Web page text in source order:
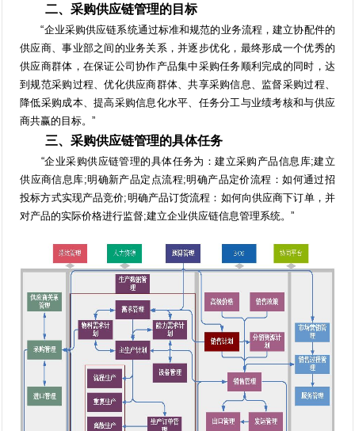
二、采购供应链管理的目标
“企业采购供应链系统通过标准和规范的业务流程，建立协配件的
供应商、事业部之间的业务关系，并逐步优化，最终形成一个优秀的
供应商群体，在保证公司协作产品集中采购任务顺利完成的同时，达
到规范采购过程、优化供应商群体、共享采购信息、监督采购过程、
降低采购成本、提高采购信息化水平、任务分工与业绩考核和与供应
商共赢的目标。”
三、采购供应链管理的具体任务
“企业采购供应链管理的具体任务为：建立采购产品信息库;建立
供应商信息库;明确新产品定点流程;明确产品定价流程：如何通过招
投标方式实现产品竞价;明确产品订货流程：如何向供应商下订单，并
对产品的实际价格进行监督;建立企业供应链信息管理系统。”